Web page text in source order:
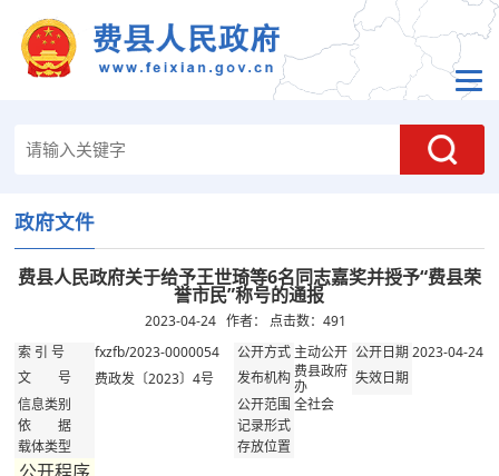
政府文件
费县人民政府关于给予王世琦等6名同志嘉奖并授予“费县荣
誉市民”称号的通报
2023-04-24 作者： 点击数：491
索 引 号 fxzfb/2023-0000054 公开方式 主动公开 公开日期2023-04-24
文 号 费政发〔2023〕4号 发布机构费县政府
办
失效日期
信息类别
公开范围全社会
依 据
记录形式
载体类型
存放位置